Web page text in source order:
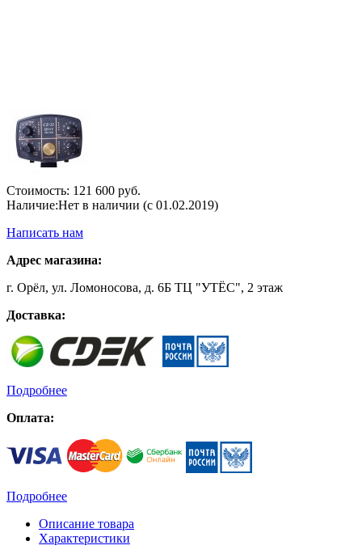
Стоимость: 121 600 руб.
Наличие:Нет в наличии (с 01.02.2019)
Написать нам
Адрес магазина:
г. Орёл, ул. Ломоносова, д. 6Б ТЦ "УТЁС", 2 этаж
Доставка:
Подробнее
Оплата:
Подробнее
Описание товара
Характеристики